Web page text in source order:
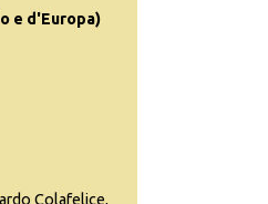
e d'Europa)
Colafelice,